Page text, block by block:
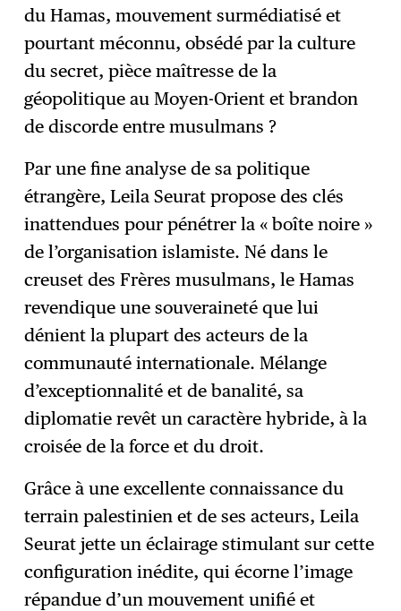
du Hamas, mouvement surmédiatisé et
pourtant méconnu, obsédé par la culture
du secret, pièce maîtresse de la
géopolitique au Moyen-Orient et brandon
de discorde entre musulmans ?
Par une fine analyse de sa politique
étrangère, Leila Seurat propose des clés
inattendues pour pénétrer la « boîte noire »
de l’organisation islamiste. Né dans le
creuset des Frères musulmans, le Hamas
revendique une souveraineté que lui
dénient la plupart des acteurs de la
communauté internationale. Mélange
d’exceptionnalité et de banalité, sa
diplomatie revêt un caractère hybride, à la
croisée de la force et du droit.
Grâce à une excellente connaissance du
terrain palestinien et de ses acteurs, Leila
Seurat jette un éclairage stimulant sur cette
configuration inédite, qui écorne l’image
répandue d’un mouvement unifié et